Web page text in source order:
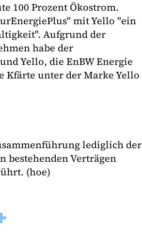
100 Prozent Ökostrom.
mit Yello "ein
Aufgrund der
habe der
Yello, die EnBW Energie
Kfärte unter der Marke Yello
lediglich der
bestehenden Verträgen
(hoe)